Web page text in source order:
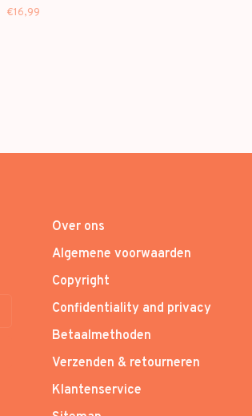
€16,99
Over ons
Algemene voorwaarden
Copyright
Confidentiality and privacy
Betaalmethoden
Verzenden & retourneren
Klantenservice